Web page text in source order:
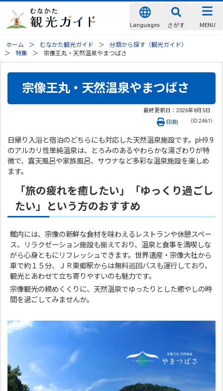
Languages さがす MENU
ホーム むなかた観光ガイド
分類から探す（観光ガイド）
特集
宗像王丸・天然温泉やまつばさ
宗像王丸・天然温泉やまつばさ
最終更新日： 2026年8月5日
（ID:2461）
印刷
日帰り入浴と宿泊のどちらにも対応した天然温泉施設です。pH9.9
のアルカリ性単純温泉は、とろみのあるやわらかな湯ざわりが特
徴で、露天風呂や家族風呂、サウナなど多彩な温泉施設を楽しめ
ます。
「旅の疲れを癒したい」「ゆっくり過ごし
たい」という方のおすすめ
館内には、宗像の新鮮な食材を味わえるレストランや休憩スペー
ス、リラクゼーション施設も揃えており、温泉と食事を満喫しな
がら心身ともにリフレッシュできます。世界遺産・宗像大社から
車で約１５分、ＪＲ東郷駅からは無料巡回バスも運行しており、
観光とあわせて立ち寄りやすいのも魅力です。
宗像観光の締めくくりに、天然温泉でゆったりとした癒やしの時
間を過ごしてみませんか。